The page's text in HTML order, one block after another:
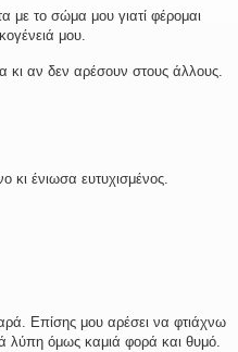
το σώμα μου γιατί φέρομαι
μου.
κι αν δεν αρέσουν στους άλλους.
κι ένιωσα ευτυχισμένος.
Επίσης μου αρέσει να φτιάχνω
λύπη όμως καμιά φορά και θυμό.